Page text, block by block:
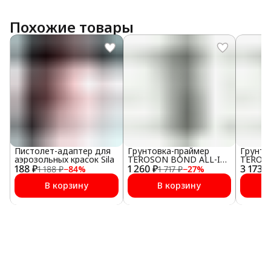
Похожие товары
188 ₽1 188 ₽−84%
Пистолет-адаптер для
аэрозольных красок Sila
В корзину
1 260 ₽1 717 ₽−27%
Грунтовка-праймер
TEROSON BOND ALL-IN-
ONE-PRIMER (PU 8519P)
25 мл
В корзину
3 173 ₽
ONE-
100 мл